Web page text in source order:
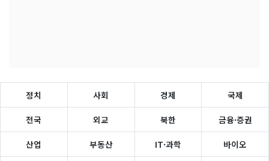
정치 사회 경제 국제
전국 외교 북한 금융·증권
산업 부동산 IT·과학 바이오